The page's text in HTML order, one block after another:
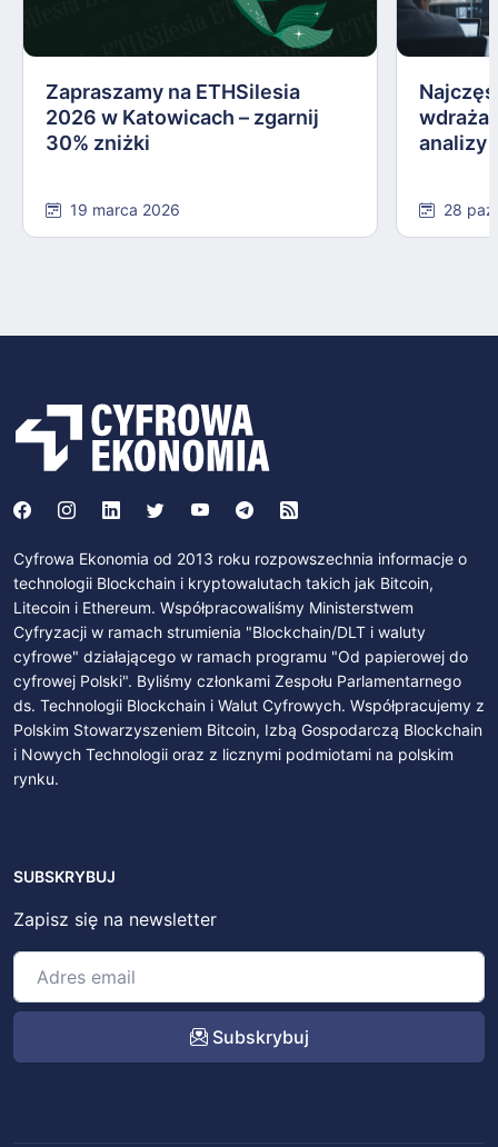
Zapraszamy na ETHSilesia
2026 w Katowicach – zgarnij
30% zniżki
19 marca 2026
analizy
28
Cyfrowa Ekonomia od 2013 roku rozpowszechnia informacje o
technologii Blockchain i kryptowalutach takich jak Bitcoin,
Litecoin i Ethereum. Współpracowaliśmy Ministerstwem
Cyfryzacji w ramach strumienia "Blockchain/DLT i waluty
cyfrowe" działającego w ramach programu "Od papierowej do
cyfrowej Polski". Byliśmy członkami Zespołu Parlamentarnego
ds. Technologii Blockchain i Walut Cyfrowych. Współpracujemy z
Polskim Stowarzyszeniem Bitcoin, Izbą Gospodarczą Blockchain
i Nowych Technologii oraz z licznymi podmiotami na polskim
rynku.
SUBSKRYBUJ
Zapisz się na newsletter
Subskrybuj